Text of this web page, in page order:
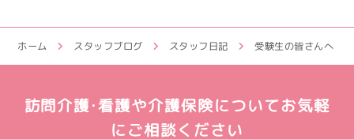
ホーム スタッフブログ スタッフ日記 受験生の皆さんへ
訪問介護・看護や介護保険についてお気軽
にご相談ください